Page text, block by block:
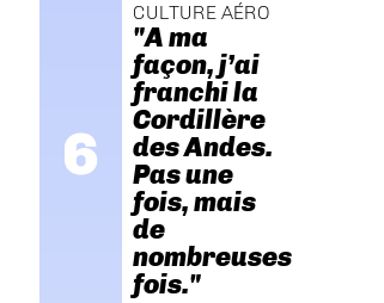
CULTURE AÉRO
"A ma
façon, j’ai
franchi la
Cordillère
des Andes.
Pas une
fois, mais
de
nombreuses
fois."